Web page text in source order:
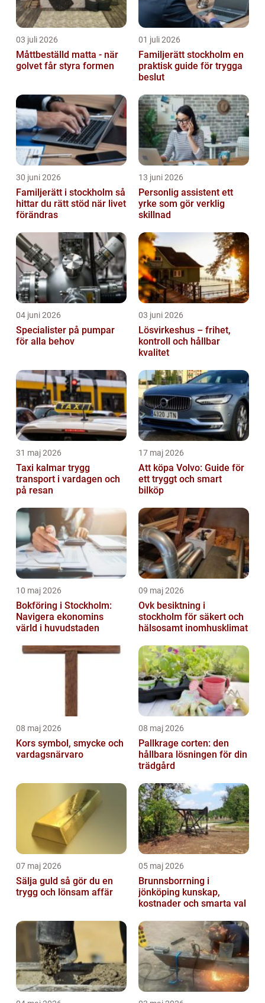
03 juli 2026
Måttbeställd matta - när
golvet får styra formen
01 juli 2026
Familjerätt stockholm en
praktisk guide för trygga
beslut
30 juni 2026
Familjerätt i stockholm så
hittar du rätt stöd när livet
förändras
13 juni 2026
Personlig assistent ett
yrke som gör verklig
skillnad
04 juni 2026
Specialister på pumpar
för alla behov
03 juni 2026
Lösvirkeshus – frihet,
kontroll och hållbar
kvalitet
31 maj 2026
Taxi kalmar trygg
transport i vardagen och
på resan
17 maj 2026
Att köpa Volvo: Guide för
ett tryggt och smart
bilköp
10 maj 2026
Bokföring i Stockholm:
Navigera ekonomins
värld i huvudstaden
09 maj 2026
Ovk besiktning i
stockholm för säkert och
hälsosamt inomhusklimat
08 maj 2026
Kors symbol, smycke och
vardagsnärvaro
08 maj 2026
Pallkrage corten: den
hållbara lösningen för din
trädgård
07 maj 2026
Sälja guld så gör du en
trygg och lönsam affär
05 maj 2026
Brunnsborrning i
jönköping kunskap,
kostnader och smarta val